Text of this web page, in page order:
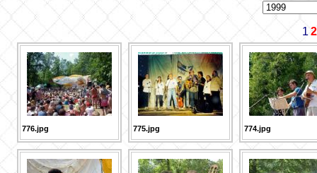
1 2
776.jpg 775.jpg 774.jpg